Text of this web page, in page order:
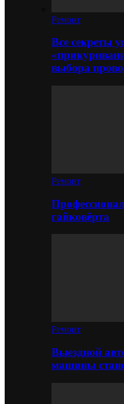
Ремонт
Все секреты
выбора
Ремонт
гайковёрта
Ремонт
Выездной
машины